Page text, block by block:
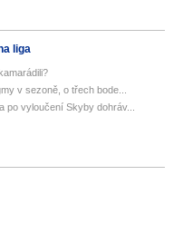
liga
v sezoně, o třech bode...
po vyloučení Skyby dohráv...